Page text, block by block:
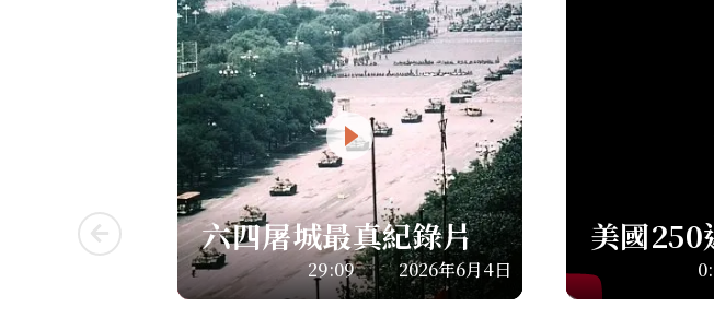
六四屠城最真紀錄片
29:09 2026年6月4日
美國250
亡將士